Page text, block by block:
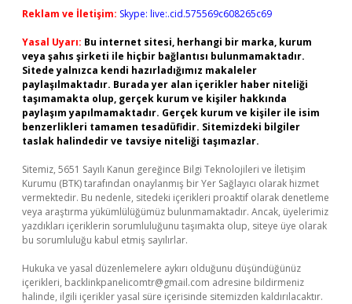
Reklam ve İletişim: Skype: live:.cid.575569c608265c69
Yasal Uyarı: Bu internet sitesi, herhangi bir marka, kurum
veya şahıs şirketi ile hiçbir bağlantısı bulunmamaktadır.
Sitede yalnızca kendi hazırladığımız makaleler
paylaşılmaktadır. Burada yer alan içerikler haber niteliği
taşımamakta olup, gerçek kurum ve kişiler hakkında
paylaşım yapılmamaktadır. Gerçek kurum ve kişiler ile isim
benzerlikleri tamamen tesadüfidir. Sitemizdeki bilgiler
taslak halindedir ve tavsiye niteliği taşımazlar.
Sitemiz, 5651 Sayılı Kanun gereğince Bilgi Teknolojileri ve İletişim
Kurumu (BTK) tarafından onaylanmış bir Yer Sağlayıcı olarak hizmet
vermektedir. Bu nedenle, sitedeki içerikleri proaktif olarak denetleme
veya araştırma yükümlülüğümüz bulunmamaktadır. Ancak, üyelerimiz
yazdıkları içeriklerin sorumluluğunu taşımakta olup, siteye üye olarak
bu sorumluluğu kabul etmiş sayılırlar.
Hukuka ve yasal düzenlemelere aykırı olduğunu düşündüğünüz
içerikleri, backlinkpanelicomtr@gmail.com adresine bildirmeniz
halinde, ilgili içerikler yasal süre içerisinde sitemizden kaldırılacaktır.